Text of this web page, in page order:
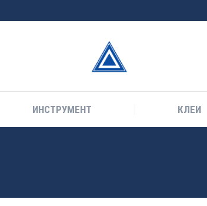
ИНСТРУМЕНТ КЛЕИ